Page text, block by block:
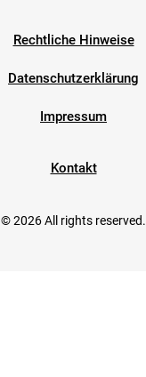
Rechtliche Hinweise
Datenschutzerklärung
Impressum
Kontakt
© 2026 All rights reserved.